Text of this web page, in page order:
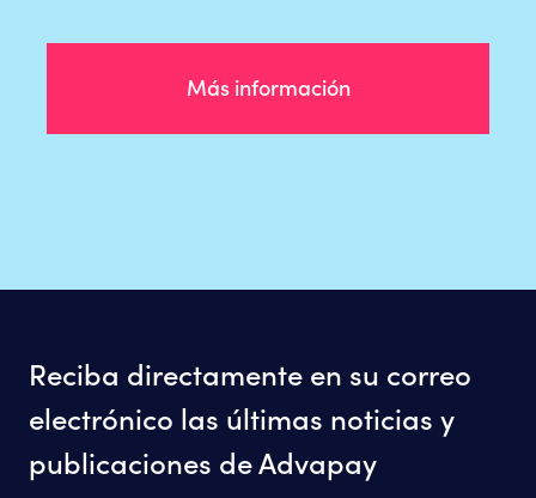
Más información
Reciba directamente en su correo
electrónico las últimas noticias y
publicaciones de Advapay